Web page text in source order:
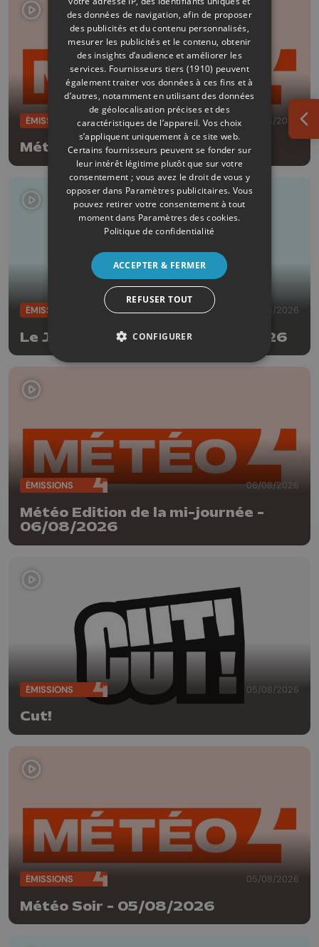
ÉMISSIONS 06/08/2026
Météo Soir - 06/08/2026
ÉMISSIONS 06/08/2026
Le JT Edition du soir - 06/08/2026
ÉMISSIONS 06/08/2026
Météo Edition de la mi-journée -
06/08/2026
ÉMISSIONS 05/08/2026
Cut!
ÉMISSIONS 05/08/2026
Météo Soir - 05/08/2026
des données de navigation, afin de proposer
des publicités et du contenu personnalisés,
mesurer les publicités et le contenu, obtenir
des insights d’audience et améliorer les
services. Fournisseurs tiers (1910) peuvent
également traiter vos données à ces fins et à
d’autres, notamment en utilisant des données
de géolocalisation précises et des
caractéristiques de l’appareil. Vos choix
s’appliquent uniquement à ce site web.
Certains fournisseurs peuvent se fonder sur
leur intérêt légitime plutôt que sur votre
consentement ; vous avez le droit de vous y
opposer dans Paramètres publicitaires. Vous
pouvez retirer votre consentement à tout
moment dans Paramètres des cookies.
Politique de confidentialité
ACCEPTER & FERMER
REFUSER TOUT
CONFIGURER